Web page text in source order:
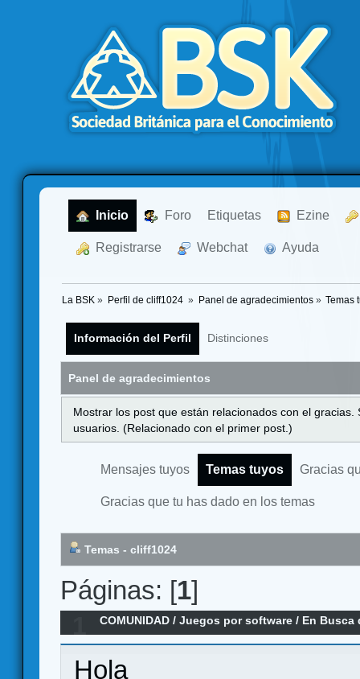
Inicio Foro Etiquetas Ezine
Registrarse Webchat Ayuda
La BSK » Perfil de cliff1024 » Panel de agradecimientos» Temas
Información del Perfil Distinciones
Panel de agradecimientos
Mostrar los post que están relacionados con el
usuarios. (Relacionado con el primer post.)
Mensajes tuyos Temas tuyos Gracias
Gracias que tu has dado en los temas
Temas - cliff1024
Páginas: [1]
COMUNIDAD /Juegos por software / En Busca
Simulator
Hola